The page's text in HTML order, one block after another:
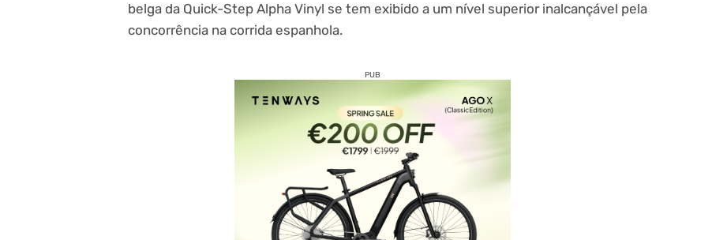
belga da Quick-Step Alpha Vinyl se tem exibido a um nível superior inalcançável pela
concorrência na corrida espanhola.
PUB